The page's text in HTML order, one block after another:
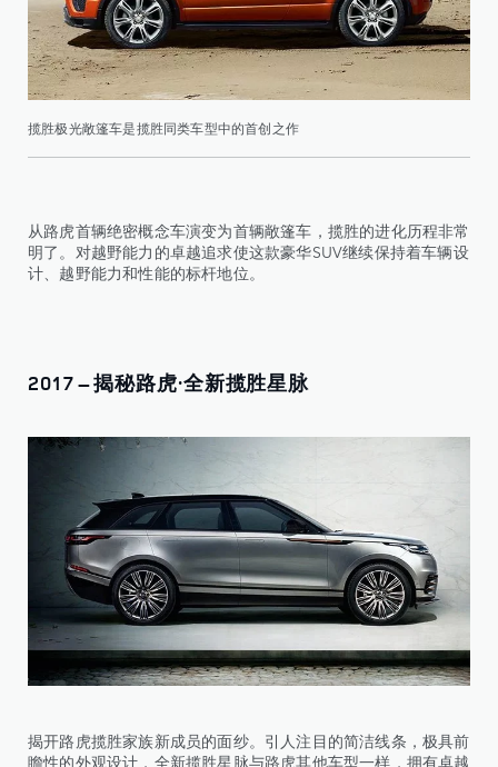
揽胜极光敞篷车是揽胜同类车型中的首创之作
从路虎首辆绝密概念车演变为首辆敞篷车，揽胜的进化历程非常
明了。对越野能力的卓越追求使这款豪华SUV继续保持着车辆设
计、越野能力和性能的标杆地位。
2017 – 揭秘路虎·全新揽胜星脉
揭开路虎揽胜家族新成员的面纱。引人注目的简洁线条，极具前
瞻性的外观设计，全新揽胜星脉与路虎其他车型一样，拥有卓越